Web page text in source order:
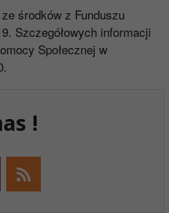
środków z Funduszu
Szczegółowych informacji
Społecznej w
!